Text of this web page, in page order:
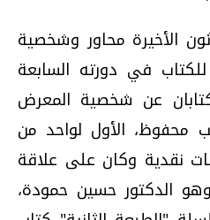
الأخيرة محاور وشخصية
في دورته السابعة
عن شخصية المعرض
محفوظ، الأول لواحد من
نقدية وكان على علاقة
الدكتور حسين حمودة،